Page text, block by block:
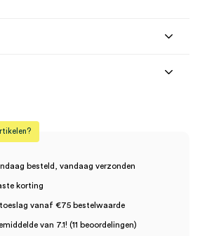
Babinsky
besteld, vandaag verzonden
korting
vanaf €75 bestelwaarde
van 7.1! (11 beoordelingen)